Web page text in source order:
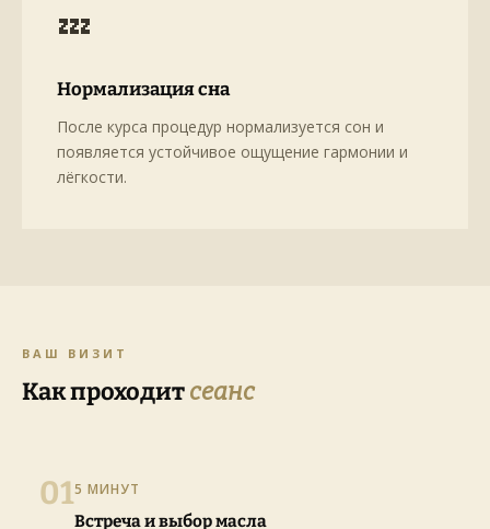
💤
Нормализация сна
После курса процедур нормализуется сон и
появляется устойчивое ощущение гармонии и
лёгкости.
ВАШ ВИЗИТ
Как проходитсеанс
015 МИНУТ
Встреча и выбор масла